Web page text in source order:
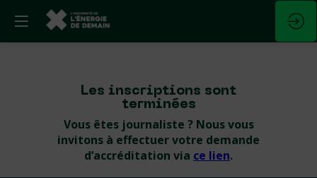
Les inscriptions sont
terminées
Vous êtes journaliste ? Nous vous
invitons à effectuer votre demande
d’accréditation via ce lien.